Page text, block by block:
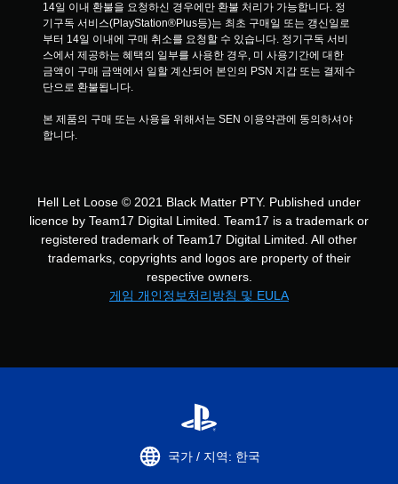
14일 이내 환불을 요청하신 경우에만 환불 처리가 가능합니다. 정
기구독 서비스(PlayStation®Plus등)는 최초 구매일 또는 갱신일로
부터 14일 이내에 구매 취소를 요청할 수 있습니다. 정기구독 서비
스에서 제공하는 혜택의 일부를 사용한 경우, 미 사용기간에 대한
금액이 구매 금액에서 일할 계산되어 본인의 PSN 지갑 또는 결제수
단으로 환불됩니다.
본 제품의 구매 또는 사용을 위해서는 SEN 이용약관에 동의하셔야
합니다.
Hell Let Loose © 2021 Black Matter PTY. Published under
licence by Team17 Digital Limited. Team17 is a trademark or
registered trademark of Team17 Digital Limited. All other
trademarks, copyrights and logos are property of their
respective owners.
게임 개인정보처리방침 및 EULA
국가 / 지역: 한국